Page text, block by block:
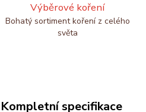
Výběrové koření
Bohatý sortiment koření z celého
světa
Kompletní specifikace